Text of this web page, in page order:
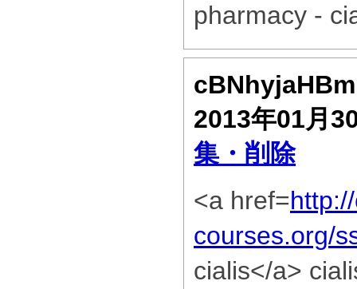
pharmacy -
2013年01月
集・削除
<a href=
courses.org/
cialis</a>